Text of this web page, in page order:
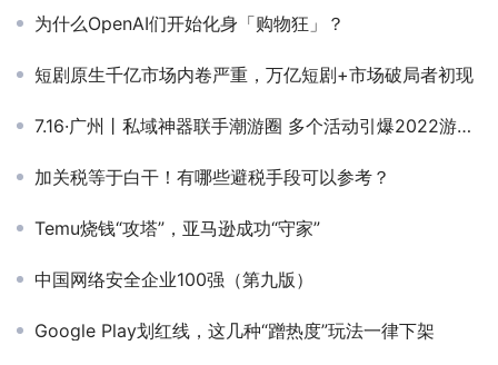
为什么OpenAI们开始化身「购物狂」？
短剧原生千亿市场内卷严重，万亿短剧+市场破局者初现
7.16·广州丨私域神器联手潮游圈 多个活动引爆2022游戏出海季
加关税等于白干！有哪些避税手段可以参考？
Temu烧钱“攻塔”，亚马逊成功“守家”
中国网络安全企业100强（第九版）
Google Play划红线，这几种“蹭热度”玩法一律下架